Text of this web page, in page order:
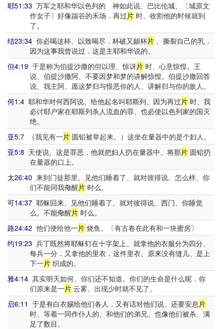
耶51:33 万军之耶和华以色列的 神如此说、巴比伦城、〔城原文
作女子〕好像踹谷的禾场．再过片时、收割他的时候就到
了。
结23:34 你必喝这杯、以致喝尽．杯破又龈杯片 、撕裂自己的乳．
因为这事我曾说过．这是主耶和华说的。
但4:19 于是称为伯提沙撒的但以理、惊讶片 时、心意惊惶。王
说、伯提沙撒阿、不要因梦和梦的讲解惊惶。伯提沙撒回答
说、我主阿、愿这梦归与恨恶你的人、讲解归与你的敌人。
何1:4 耶和华对何西阿说、给他起名叫耶斯列、因为再过片 时、我
必讨耶户家在耶斯列杀人流血的罪、也必使以色列家的国灭
绝。
亚5:7 （我见有一片 圆铅被举起来。）这坐在量器中的是个妇人。
亚5:8 天使说、这是罪恶．他就把妇人扔在量器中、将那片 圆铅扔
在量器的口上。
太26:40 来到门徒那里、见他们睡着了、就对彼得说、怎么样、你
们不能同我儆醒片时么。
可14:37 耶稣回来、见他们睡着了、就对彼得说、西门、你睡觉
么。不能儆醒片时么。
路24:42 他们便给他一片 烧鱼。〔有古卷在此有和一块蜜房〕
约19:23 兵丁既然将耶稣钉在十字架上、就拿他的衣服分为四分、
每兵一分．又拿他的里衣．这件里衣、原来没有缝儿、是上
下一片织成的。
雅4:14 其实明天如何、你们还不知道。你们的生命是什么呢．你
们原来是一片云雾、出现少时就不见了。
启6:11 于是有白衣赐给他们各人．又有话对他们说、还要安息片
时、等着一同作仆人的、和他们的弟兄、也像他们被杀、满
足了数目。